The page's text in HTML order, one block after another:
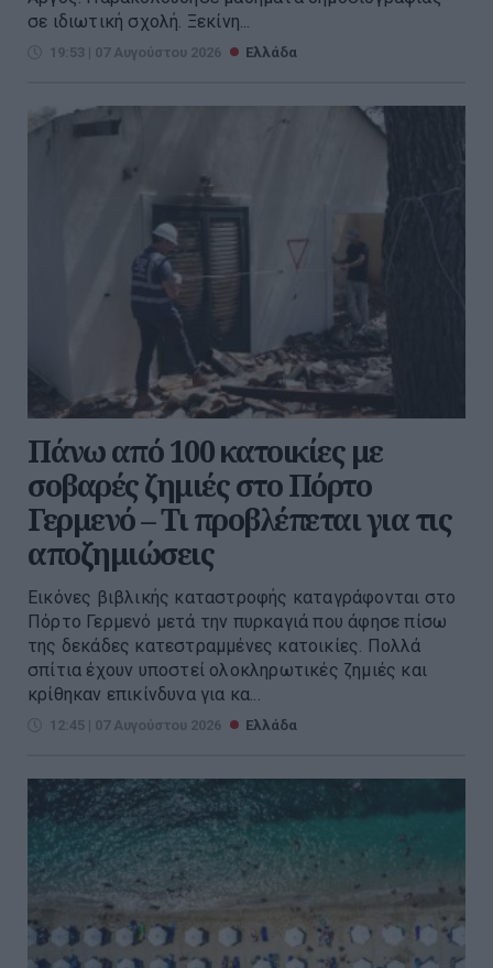
σε ιδιωτική σχολή. Ξεκίνη...
19:53 | 07 Αυγούστου 2026 Ελλάδα
Πάνω από 100 κατοικίες με
σοβαρές ζημιές στο Πόρτο
Γερμενό – Τι προβλέπεται για τις
αποζημιώσεις
Εικόνες βιβλικής καταστροφής καταγράφονται στο
Πόρτο Γερμενό μετά την πυρκαγιά που άφησε πίσω
της δεκάδες κατεστραμμένες κατοικίες. Πολλά
σπίτια έχουν υποστεί ολοκληρωτικές ζημιές και
κρίθηκαν επικίνδυνα για κα...
12:45 | 07 Αυγούστου 2026 Ελλάδα